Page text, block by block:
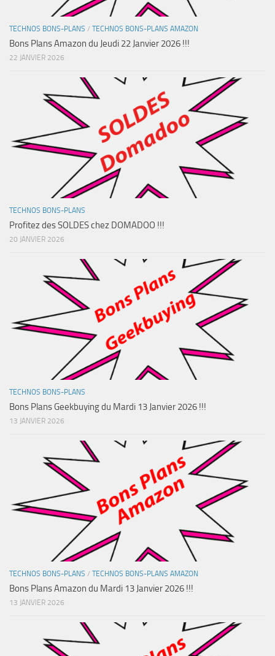
TECHNOS BONS-PLANS / TECHNOS BONS-PLANS AMAZON
Bons Plans Amazon du Jeudi 22 Janvier 2026 !!!
22 JANVIER 2026
TECHNOS BONS-PLANS
Profitez des SOLDES chez DOMADOO !!!
20 JANVIER 2026
TECHNOS BONS-PLANS
Bons Plans Geekbuying du Mardi 13 Janvier 2026 !!!
13 JANVIER 2026
TECHNOS BONS-PLANS / TECHNOS BONS-PLANS AMAZON
Bons Plans Amazon du Mardi 13 Janvier 2026 !!!
13 JANVIER 2026